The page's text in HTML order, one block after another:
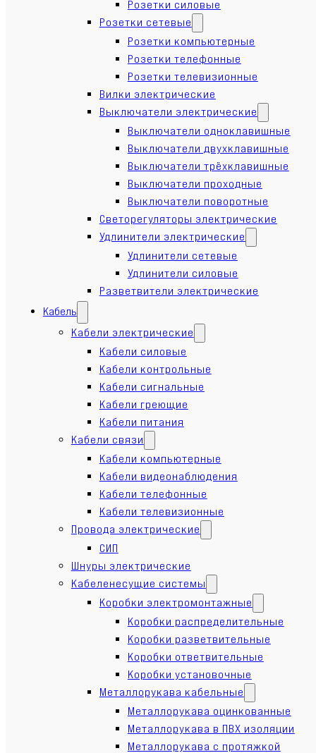
Розетки силовые
Розетки сетевые
Розетки компьютерные
Розетки телефонные
Розетки телевизионные
Вилки электрические
Выключатели электрические
Выключатели одноклавишные
Выключатели двухклавишные
Выключатели трёхклавишные
Выключатели проходные
Выключатели поворотные
Светорегуляторы электрические
Удлинители электрические
Удлинители сетевые
Удлинители силовые
Разветвители электрические
Кабель
Кабели электрические
Кабели силовые
Кабели контрольные
Кабели сигнальные
Кабели греющие
Кабели питания
Кабели связи
Кабели компьютерные
Кабели видеонаблюдения
Кабели телефонные
Кабели телевизионные
Провода электрические
СИП
Шнуры электрические
Кабеленесущие системы
Коробки электромонтажные
Коробки распределительные
Коробки разветвительные
Коробки ответвительные
Коробки установочные
Металлорукава кабельные
Металлорукава оцинкованные
Металлорукава в ПВХ изоляции
Металлорукава с протяжкой